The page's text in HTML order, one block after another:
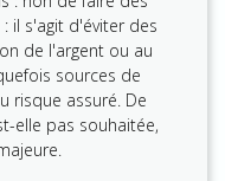
il s'agit d'éviter des
de l'argent ou au
sources de
risque assuré. De
elle pas souhaitée,